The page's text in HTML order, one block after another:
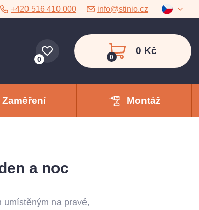
+420 516 410 000 info@stinio.cz
0 0
0 Kč
Zaměření Montáž
a noc
umístěným na pravé,